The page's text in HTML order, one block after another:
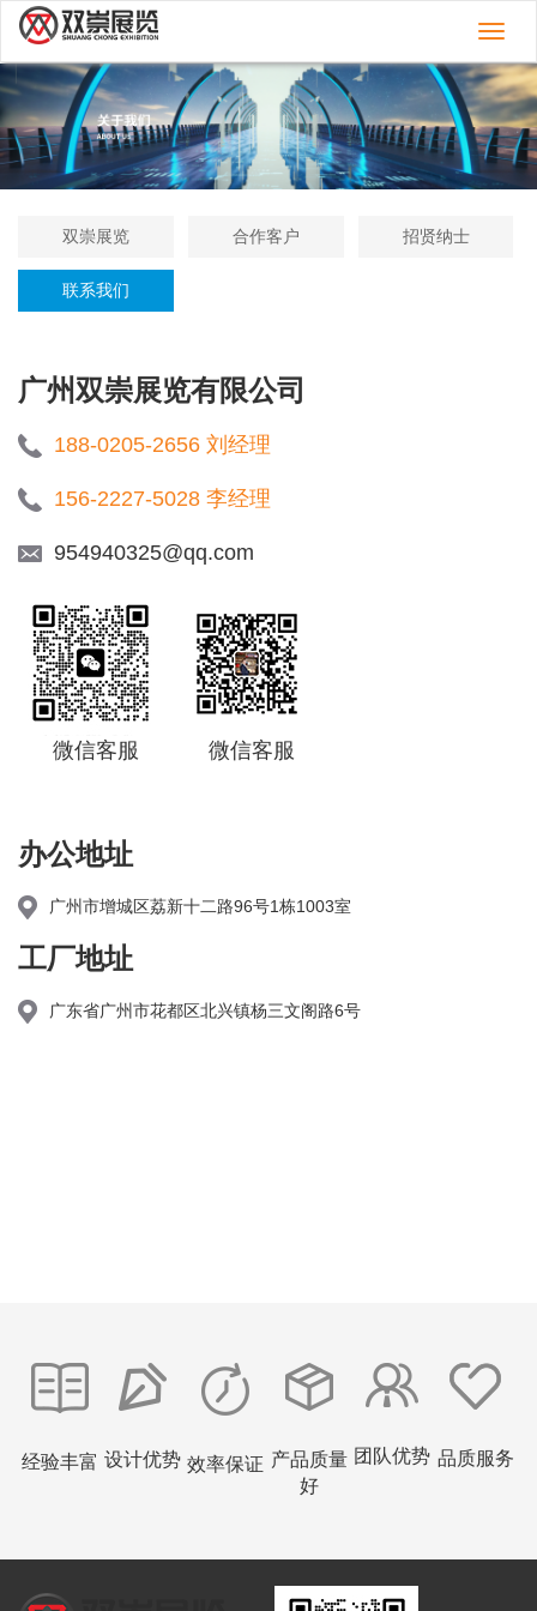
切
换
导
航
双崇展览 合作客户 招贤纳士
联系我们
广州双崇展览有限公司
188-0205-2656 刘经理
156-2227-5028 李经理
954940325@qq.com
微信客服 微信客服
办公地址
广州市增城区荔新十二路96号1栋1003室
工厂地址
广东省广州市花都区北兴镇杨三文阁路6号
经验丰富 设计优势 效率保证 产品质量
好
团队优势 品质服务